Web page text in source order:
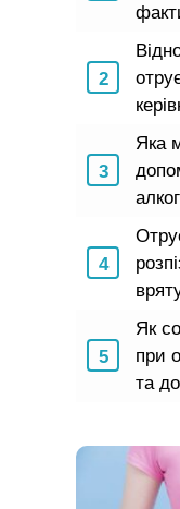
Яка
Як
при
та